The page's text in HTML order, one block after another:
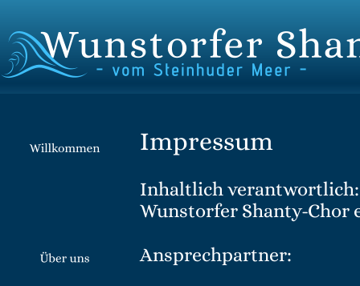
Impressum
Inhaltlich verantwortlich:
Wunstorfer Shanty-Chor
Ansprechpartner: